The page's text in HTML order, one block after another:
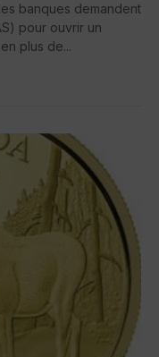
banques demandent
pour ouvrir un
plus de...